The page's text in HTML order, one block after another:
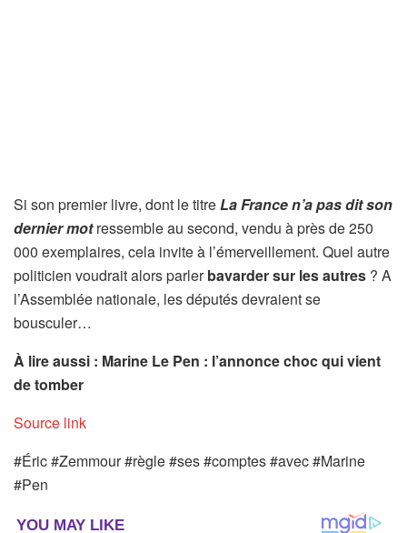
Si son premier livre, dont le titreLa France n’a pas dit son
dernier motressemble au second, vendu à près de 250
000 exemplaires, cela invite à l’émerveillement. Quel autre
politicien voudrait alors parlerbavarder sur les autres ? A
l’Assemblée nationale, les députés devraient se
bousculer…
À lire aussi : Marine Le Pen : l’annonce choc qui vient
de tomber
Source link
#Éric #Zemmour #règle #ses #comptes #avec #Marine
#Pen